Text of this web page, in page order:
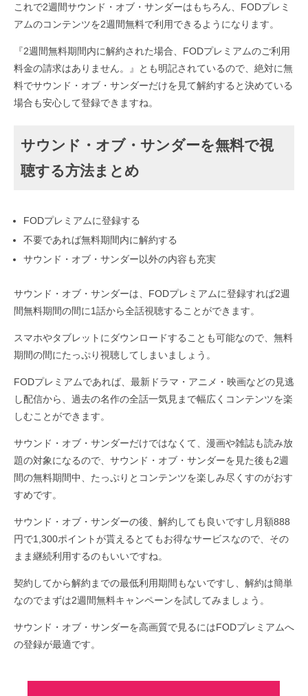
これで2週間サウンド・オブ・サンダーはもちろん、FODプレミ
アムのコンテンツを2週間無料で利用できるようになります。
『2週間無料期間内に解約された場合、FODプレミアムのご利用
料金の請求はありません。』とも明記されているので、絶対に無
料でサウンド・オブ・サンダーだけを見て解約すると決めている
場合も安心して登録できますね。
サウンド・オブ・サンダーを無料で視
聴する方法まとめ
FODプレミアムに登録する
不要であれば無料期間内に解約する
サウンド・オブ・サンダー以外の内容も充実
サウンド・オブ・サンダーは、FODプレミアムに登録すれば2週
間無料期間の間に1話から全話視聴することができます。
スマホやタブレットにダウンロードすることも可能なので、無料
期間の間にたっぷり視聴してしまいましょう。
FODプレミアムであれば、最新ドラマ・アニメ・映画などの見逃
し配信から、過去の名作の全話一気見まで幅広くコンテンツを楽
しむことができます。
サウンド・オブ・サンダーだけではなくて、漫画や雑誌も読み放
題の対象になるので、サウンド・オブ・サンダーを見た後も2週
間の無料期間中、たっぷりとコンテンツを楽しみ尽くすのがおす
すめです。
サウンド・オブ・サンダーの後、解約しても良いですし月額888
円で1,300ポイントが貰えるとてもお得なサービスなので、その
まま継続利用するのもいいですね。
契約してから解約までの最低利用期間もないですし、解約は簡単
なのでまずは2週間無料キャンペーンを試してみましょう。
サウンド・オブ・サンダーを高画質で見るにはFODプレミアムへ
の登録が最適です。